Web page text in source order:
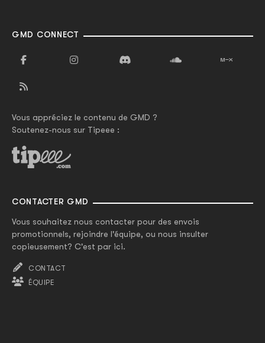
GMD CONNECT
Vous appréciez le contenu de GMD ?
Soutenez-nous sur Tipeee :
CONTACTER GMD
Vous souhaitez nous contacter pour des envois
promotionnels, rejoindre l'équipe, ou nous insulter
copieusement? C'est par ici.
CONTACT
ÉQUIPE